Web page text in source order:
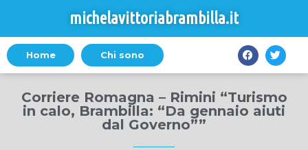
michelavittoriabrambilla.it
Home Chi sono
Corriere Romagna – Rimini “Turismo
in calo, Brambilla: “Da gennaio aiuti
dal Governo””